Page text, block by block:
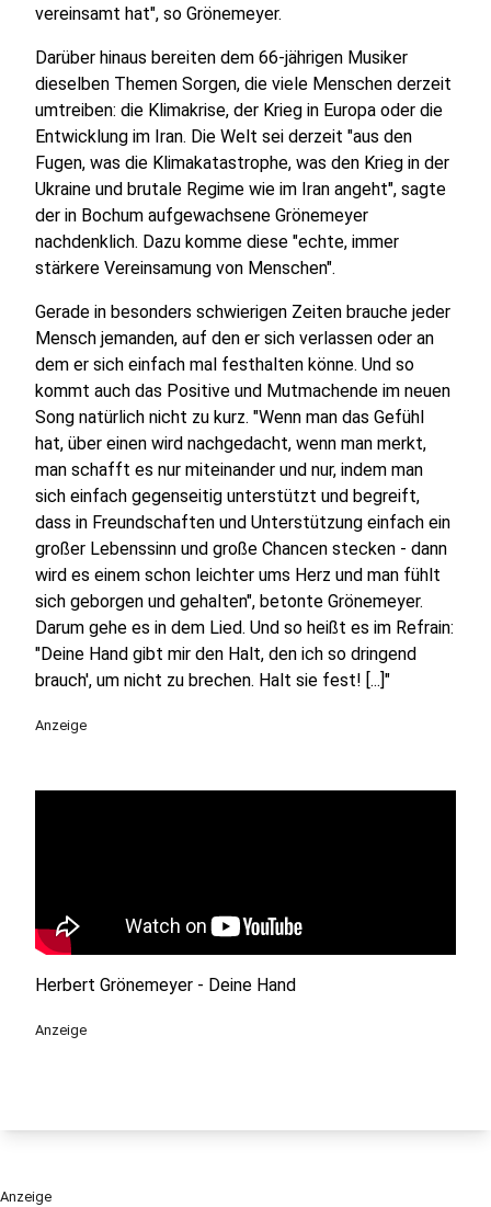
vereinsamt hat", so Grönemeyer.
Darüber hinaus bereiten dem 66-jährigen Musiker
dieselben Themen Sorgen, die viele Menschen derzeit
umtreiben: die Klimakrise, der Krieg in Europa oder die
Entwicklung im Iran. Die Welt sei derzeit "aus den
Fugen, was die Klimakatastrophe, was den Krieg in der
Ukraine und brutale Regime wie im Iran angeht", sagte
der in Bochum aufgewachsene Grönemeyer
nachdenklich. Dazu komme diese "echte, immer
stärkere Vereinsamung von Menschen".
Gerade in besonders schwierigen Zeiten brauche jeder
Mensch jemanden, auf den er sich verlassen oder an
dem er sich einfach mal festhalten könne. Und so
kommt auch das Positive und Mutmachende im neuen
Song natürlich nicht zu kurz. "Wenn man das Gefühl
hat, über einen wird nachgedacht, wenn man merkt,
man schafft es nur miteinander und nur, indem man
sich einfach gegenseitig unterstützt und begreift,
dass in Freundschaften und Unterstützung einfach ein
großer Lebenssinn und große Chancen stecken - dann
wird es einem schon leichter ums Herz und man fühlt
sich geborgen und gehalten", betonte Grönemeyer.
Darum gehe es in dem Lied. Und so heißt es im Refrain:
"Deine Hand gibt mir den Halt, den ich so dringend
brauch', um nicht zu brechen. Halt sie fest! [...]"
Anzeige
Herbert Grönemeyer - Deine Hand
Anzeige
Anzeige